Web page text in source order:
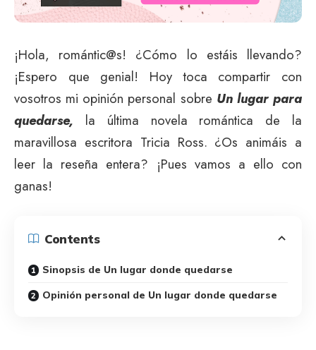
¡Hola, romántic@s! ¿Cómo lo estáis llevando?
¡Espero que genial! Hoy toca compartir con
vosotros mi opinión personal sobre Un lugar para
quedarse, la última novela romántica de la
maravillosa escritora Tricia Ross. ¿Os animáis a
leer la reseña entera? ¡Pues vamos a ello con
ganas!
Contents
Sinopsis de Un lugar donde quedarse
Opinión personal de Un lugar donde quedarse